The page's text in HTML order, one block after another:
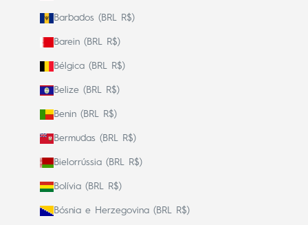
Barbados (BRL R$)
Barein (BRL R$)
Bélgica (BRL R$)
Belize (BRL R$)
Benin (BRL R$)
Bermudas (BRL R$)
Bielorrússia (BRL R$)
Bolívia (BRL R$)
Bósnia e Herzegovina (BRL R$)